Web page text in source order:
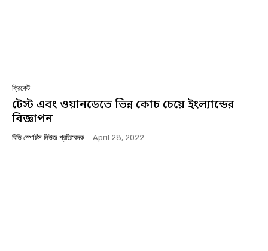
ক্রিকেট
টেস্ট এবং ওয়ানডেতে ভিন্ন কোচ চেয়ে ইংল্যান্ডের
বিজ্ঞাপন
বিডি স্পোর্টস নিউজ প্রতিবেদক - April 28, 2022